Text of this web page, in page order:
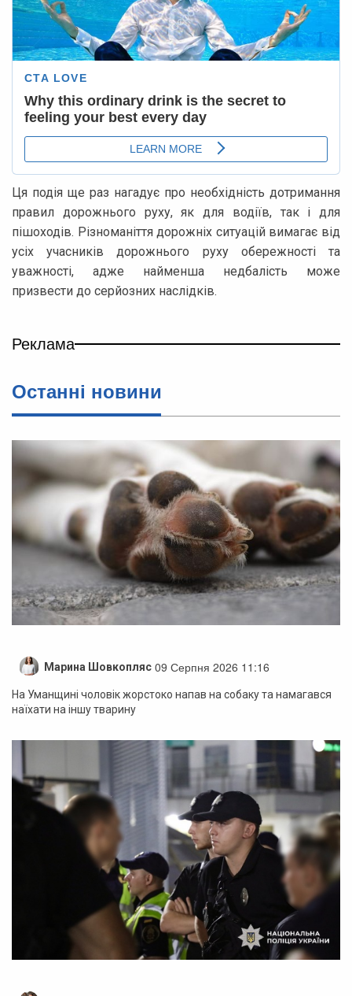
Ця подія ще раз нагадує про необхідність дотримання
правил дорожнього руху, як для водіїв, так і для
пішоходів. Різноманіття дорожніх ситуацій вимагає від
усіх учасників дорожнього руху обережності та
уважності, адже найменша недбалість може
призвести до серйозних наслідків.
Реклама
Останні новини
Марина Шовкопляс 09 Серпня 2026 11:16
На Уманщині чоловік жорстоко напав на собаку та намагався
наїхати на іншу тварину